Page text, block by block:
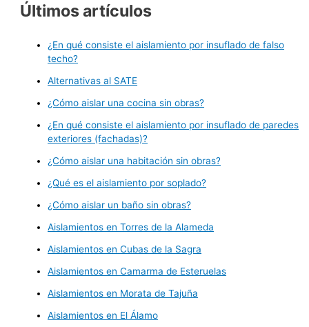
Últimos artículos
¿En qué consiste el aislamiento por insuflado de falso
techo?
Alternativas al SATE
¿Cómo aislar una cocina sin obras?
¿En qué consiste el aislamiento por insuflado de paredes
exteriores (fachadas)?
¿Cómo aislar una habitación sin obras?
¿Qué es el aislamiento por soplado?
¿Cómo aislar un baño sin obras?
Aislamientos en Torres de la Alameda
Aislamientos en Cubas de la Sagra
Aislamientos en Camarma de Esteruelas
Aislamientos en Morata de Tajuña
Aislamientos en El Álamo